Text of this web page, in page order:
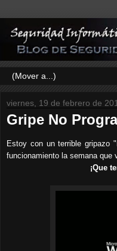
viernes, 19 de febrero de
Gripe No
Estoy con un terrible gripazo
funcionamiento la semana que
¡Que